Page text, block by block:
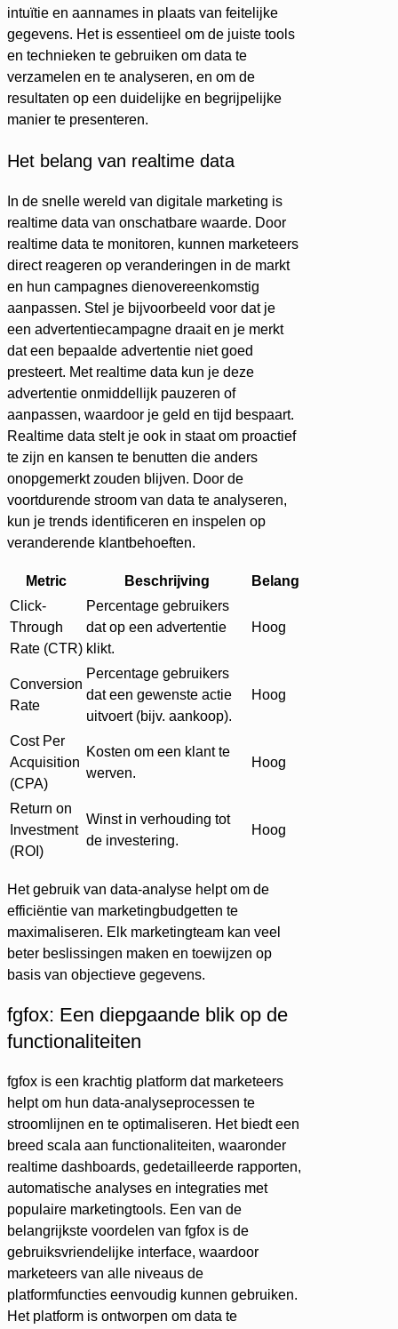
intuïtie en aannames in plaats van feitelijke
gegevens. Het is essentieel om de juiste tools
en technieken te gebruiken om data te
verzamelen en te analyseren, en om de
resultaten op een duidelijke en begrijpelijke
manier te presenteren.
Het belang van realtime data
In de snelle wereld van digitale marketing is
realtime data van onschatbare waarde. Door
realtime data te monitoren, kunnen marketeers
direct reageren op veranderingen in de markt
en hun campagnes dienovereenkomstig
aanpassen. Stel je bijvoorbeeld voor dat je
een advertentiecampagne draait en je merkt
dat een bepaalde advertentie niet goed
presteert. Met realtime data kun je deze
advertentie onmiddellijk pauzeren of
aanpassen, waardoor je geld en tijd bespaart.
Realtime data stelt je ook in staat om proactief
te zijn en kansen te benutten die anders
onopgemerkt zouden blijven. Door de
voortdurende stroom van data te analyseren,
kun je trends identificeren en inspelen op
veranderende klantbehoeften.
Metric Beschrijving
Belang
Click-
Through
Rate (CTR)
Percentage gebruikers
dat op een advertentie
klikt.
Hoog
Conversion
Rate
Percentage gebruikers
dat een gewenste actie
uitvoert (bijv. aankoop).
Hoog
Cost Per
Acquisition
(CPA)
Kosten om een klant te
werven.
Hoog
Return on
Investment
(ROI)
Winst in verhouding tot
de investering.
Hoog
Het gebruik van data-analyse helpt om de
efficiëntie van marketingbudgetten te
maximaliseren. Elk marketingteam kan veel
beter beslissingen maken en toewijzen op
basis van objectieve gegevens.
fgfox: Een diepgaande blik op de
functionaliteiten
fgfox is een krachtig platform dat marketeers
helpt om hun data-analyseprocessen te
stroomlijnen en te optimaliseren. Het biedt een
breed scala aan functionaliteiten, waaronder
realtime dashboards, gedetailleerde rapporten,
automatische analyses en integraties met
populaire marketingtools. Een van de
belangrijkste voordelen van fgfox is de
gebruiksvriendelijke interface, waardoor
marketeers van alle niveaus de
platformfuncties eenvoudig kunnen gebruiken.
Het platform is ontworpen om data te